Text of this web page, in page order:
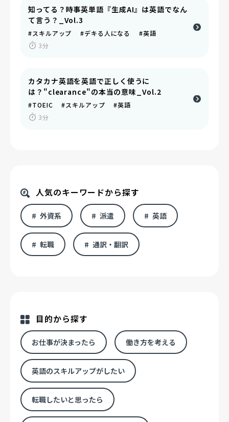
知ってる？時事英単語『生成AI』は英語でなん
て言う？_Vol.3
#スキルアップ #デキる人になる #英語
3分
カタカナ英語を英語で正しく使うに
は？"clearance"の本当の意味_Vol.2
#TOEIC #スキルアップ #英語
3分
人気のキーワードから探す
外資系 派遣 英語
転職 通訳・翻訳
目的から探す
お仕事が決まったら 働き方を考える
英語のスキルアップがしたい
転職したいと思ったら